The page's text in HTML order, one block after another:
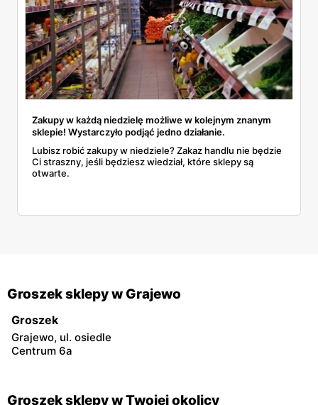
Zakupy w każdą niedzielę możliwe w kolejnym znanym
sklepie! Wystarczyło podjąć jedno działanie.
Lubisz robić zakupy w niedziele? Zakaz handlu nie będzie
Ci straszny, jeśli będziesz wiedział, które sklepy są
otwarte.
Groszek sklepy w Grajewo
Groszek
Grajewo, ul. osiedle
Centrum 6a
Groszek sklepy w Twojej okolicy